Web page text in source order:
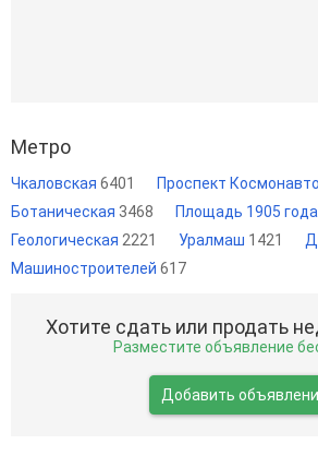
Метро
Чкаловская 6401 Проспект
Ботаническая 3468 Площадь 1905 года
Геологическая 2221 Уралмаш 1421
Машиностроителей 617
Хотите сдать или продать
Разместите объявление
Добавить